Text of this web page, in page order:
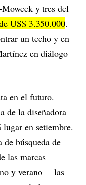
y tres del
US$ 3.350.000.
un techo y en
en diálogo
en el futuro.
de la diseñadora
en setiembre.
de búsqueda de
las marcas
y verano —las